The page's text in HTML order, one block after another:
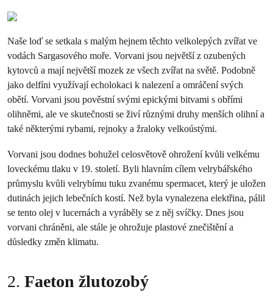
Naše loď se setkala s malým hejnem těchto velkolepých zvířat ve
vodách Sargasového moře. Vorvani jsou největší z ozubených
kytovců a mají největší mozek ze všech zvířat na světě. Podobně
jako delfíni využívají echolokaci k nalezení a omráčení svých
obětí. Vorvani jsou pověstní svými epickými bitvami s obřími
olihněmi, ale ve skutečnosti se živí různými druhy menších olihní a
také některými rybami, rejnoky a žraloky velkoústými.
Vorvani jsou dodnes bohužel celosvětově ohrožení kvůli velkému
loveckému tlaku v 19. století. Byli hlavním cílem velrybářského
průmyslu kvůli velrybímu tuku zvanému spermacet, který je uložen
dutinách jejich lebečních kostí. Než byla vynalezena elektřina, pálil
se tento olej v lucernách a vyráběly se z něj svíčky. Dnes jsou
vorvani chráněni, ale stále je ohrožuje plastové znečištění a
důsledky změn klimatu.
2. Faeton žlutozobý